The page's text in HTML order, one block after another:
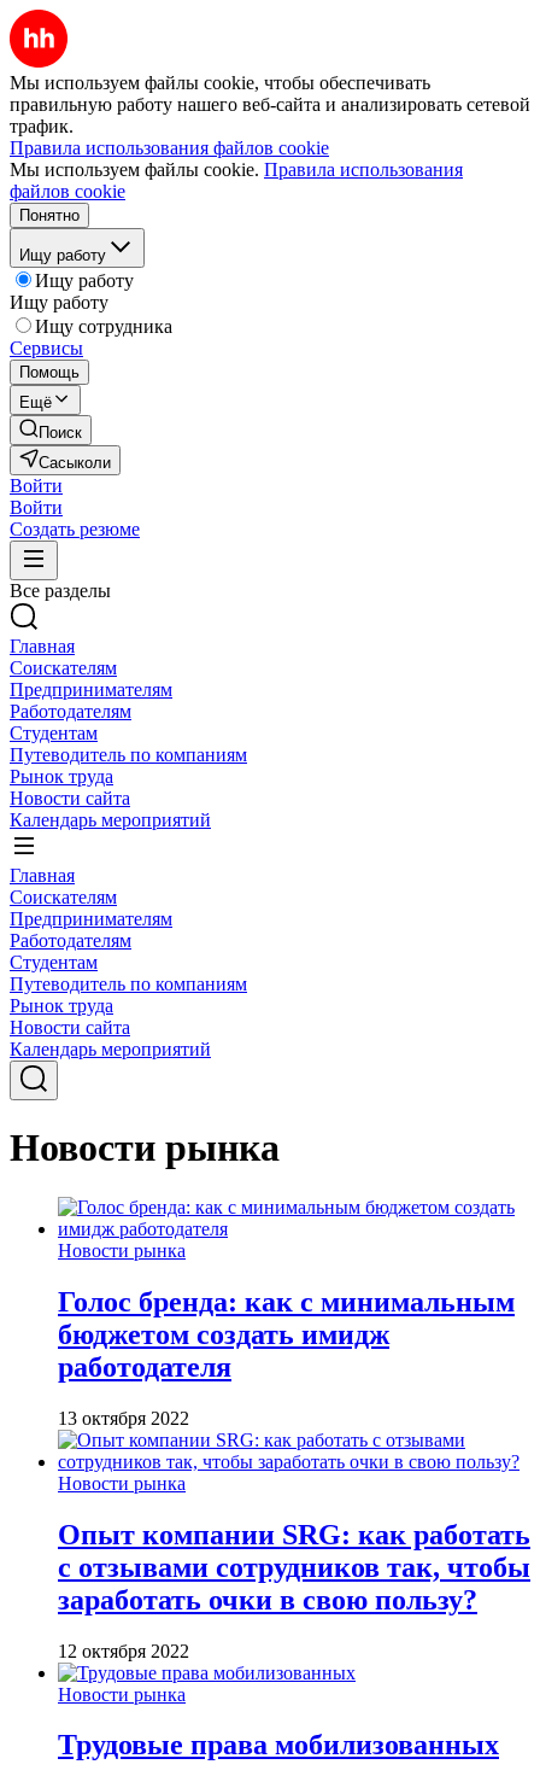
Мы используем файлы cookie, чтобы обеспечивать
правильную работу нашего веб-сайта и анализировать сетевой
трафик.
Правила использования файлов cookie
Мы используем файлы cookie. Правила использования
файлов cookie
Понятно
Ищу работу
Ищу работу
Ищу работу
Ищу сотрудника
Сервисы
Помощь
Ещё
Поиск
Сасыколи
Войти
Войти
Создать резюме
Все разделы
Главная
Соискателям
Предпринимателям
Работодателям
Студентам
Путеводитель по компаниям
Рынок труда
Новости сайта
Календарь мероприятий
Главная
Соискателям
Предпринимателям
Работодателям
Студентам
Путеводитель по компаниям
Рынок труда
Новости сайта
Календарь мероприятий
Новости рынка
Новости рынка
Голос бренда: как с минимальным
бюджетом создать имидж
работодателя
13 октября 2022
Новости рынка
Опыт компании SRG: как работать
с отзывами сотрудников так, чтобы
заработать очки в свою пользу?
12 октября 2022
Новости рынка
Трудовые права мобилизованных